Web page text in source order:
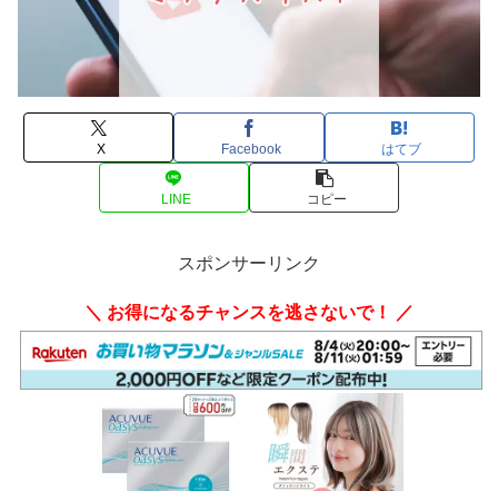
X Facebook はてブ
LINE コピー
スポンサーリンク
＼ お得になるチャンスを逃さないで！ ／